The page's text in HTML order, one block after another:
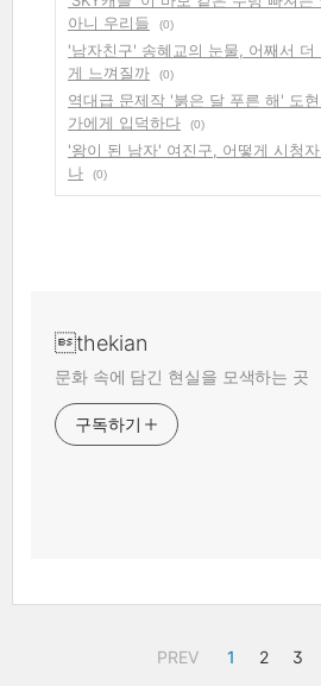
아니 우리들
(0)
'남자친구' 송혜교의 눈물, 어째서 더
게 느껴질까
(0)
역대급 문제작 '붉은 달 푸른 해' 도
가에게 입덕하다
(0)
'왕이 된 남자' 여진구, 어떻게 시청
나
(0)
thekian
문화 속에 담긴 현실을 모색하는 곳
구독하기
PREV 1 2 3